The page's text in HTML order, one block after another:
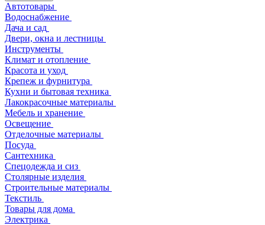
Автотовары
Водоснабжение
Дача и сад
Двери, окна и лестницы
Инструменты
Климат и отопление
Красота и уход
Крепеж и фурнитура
Кухни и бытовая техника
Лакокрасочные материалы
Мебель и хранение
Освещение
Отделочные материалы
Посуда
Сантехника
Спецодежда и сиз
Столярные изделия
Строительные материалы
Текстиль
Товары для дома
Электрика